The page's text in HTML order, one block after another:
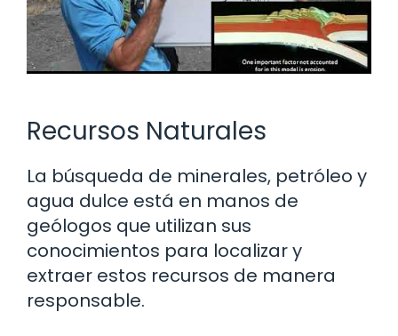
Recursos Naturales
La búsqueda de minerales, petróleo y
agua dulce está en manos de
geólogos que utilizan sus
conocimientos para localizar y
extraer estos recursos de manera
responsable.